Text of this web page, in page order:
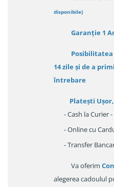
disponibile)
Garanție 1
14 zileși de a primi
întrebare
Platești Ușor
- Cash la Curier
- Online cu
- Transfer
Va oferim
alegerea cadoulul